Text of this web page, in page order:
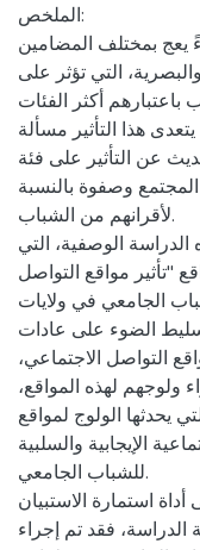
الملخص:
يعج بمختلف المضامين
التي تؤثر على
أكثر الفئات
هذا التأثير مسألة
عن التأثير على فئة
وصفوة بالنسبة
لأقرانهم من الشباب.
الوصفية، التي
"تأثير مواقع التواصل
الجامعي في ولايات
الضوء على عادات
التواصل الاجتماعي،
ولوجهم لهذه المواقع،
يحدثها الولوج لمواقع
الإيجابية والسلبية
للشباب الجامعي.
استمارة الاستبيان
الدراسة، فقد تم إجراء